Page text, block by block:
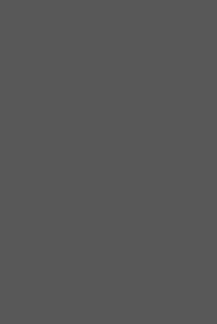
uma dúvida
seria possível a
eletrônico por
são contribuintes
de uma Nota Fiscal
aos contribuintes
de uma Nota Fiscal
somente pode ser
E, atualmente,
de bens móveis ou